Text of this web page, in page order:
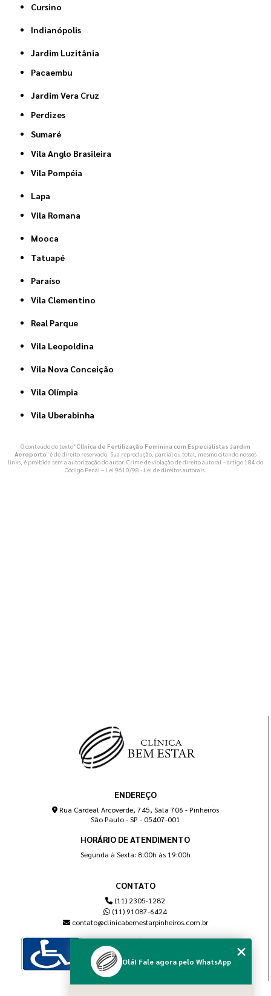
Cursino
Indianópolis
Jardim Luzitânia
Pacaembu
Jardim Vera Cruz
Perdizes
Sumaré
Vila Anglo Brasileira
Vila Pompéia
Lapa
Vila Romana
Mooca
Tatuapé
Paraíso
Vila Clementino
Real Parque
Vila Leopoldina
Vila Nova Conceição
Vila Olímpia
Vila Uberabinha
O conteúdo do texto "Clínica de Fertilização Feminina com Especialistas Jardim
Aeroporto" é de direito reservado. Sua reprodução, parcial ou total, mesmo citando nossos
links, é proibida sem a autorização do autor. Crime de violação de direito autoral – artigo 184 do
Código Penal – Lei 9610/98 - Lei de direitos autorais
ENDEREÇO
Rua Cardeal Arcoverde, 745, Sala 706 - Pinheiros
São Paulo - SP - 05407-001
HORÁRIO DE ATENDIMENTO
Segunda à Sexta: 8:00h às 19:00h
CONTATO
(11) 2305-1282
(11) 91087-6424
contato@clinicabemestarpinheiros.com.br
Olá! Fale agora pelo WhatsApp